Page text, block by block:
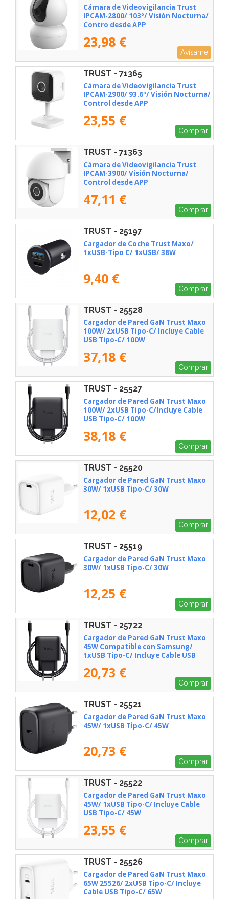
Cámara de Videovigilancia Trust
IPCAM-2800/ 103º/ Visión Nocturna/
Contro desde APP
23,98 €
Avísame
TRUST - 71365
Cámara de Videovigilancia Trust
IPCAM-2900/ 93.6º/ Visión Nocturna/
Control desde APP
23,55 €
Comprar
TRUST - 71363
Cámara de Videovigilancia Trust
IPCAM-3900/ Visión Nocturna/
Control desde APP
47,11 €
Comprar
TRUST - 25197
Cargador de Coche Trust Maxo/
1xUSB-Tipo C/ 1xUSB/ 38W
9,40 €
Comprar
TRUST - 25528
Cargador de Pared GaN Trust Maxo
100W/ 2xUSB Tipo-C/ Incluye Cable
USB Tipo-C/ 100W
37,18 €
Comprar
TRUST - 25527
Cargador de Pared GaN Trust Maxo
100W/ 2xUSB Tipo-C/Incluye Cable
USB Tipo-C/ 100W
38,18 €
Comprar
TRUST - 25520
Cargador de Pared GaN Trust Maxo
30W/ 1xUSB Tipo-C/ 30W
12,02 €
Comprar
TRUST - 25519
Cargador de Pared GaN Trust Maxo
30W/ 1xUSB Tipo-C/ 30W
12,25 €
Comprar
TRUST - 25722
Cargador de Pared GaN Trust Maxo
45W Compatible con Samsung/
1xUSB Tipo-C/ Incluye Cable USB
20,73 €
Comprar
TRUST - 25521
Cargador de Pared GaN Trust Maxo
45W/ 1xUSB Tipo-C/ 45W
20,73 €
Comprar
TRUST - 25522
Cargador de Pared GaN Trust Maxo
45W/ 1xUSB Tipo-C/ Incluye Cable
USB Tipo-C/ 45W
23,55 €
Comprar
TRUST - 25526
Cargador de Pared GaN Trust Maxo
65W 25526/ 2xUSB Tipo-C/ Incluye
Cable USB Tipo-C/ 65W